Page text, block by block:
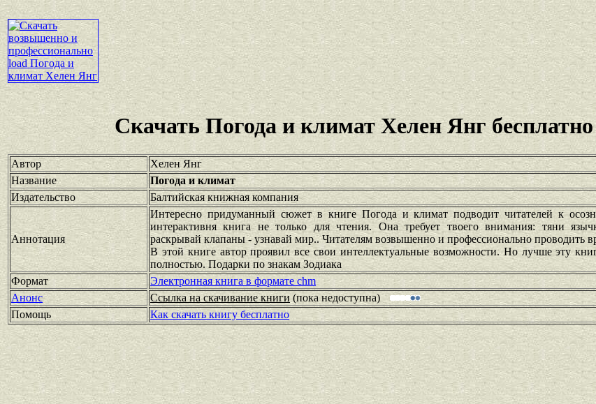
Скачать Погода и климат Хелен Янг бесплатно
Автор
Хелен Янг
Название
Погода и климат
Издательство
Балтийская книжная компания
Аннотация
Интересно придуманный сюжет в книге Погода и климат подводит читателей к
интерактивня книга не только для чтения. Она требует твоего внимания: тяни
раскрывай клапаны - узнавай мир.. Читателям возвышенно и профессионально проводить
В этой книге автор проявил все свои интеллектуальные возможности. Но лучше эту
полностью. Подарки по знакам Зодиака
Формат
Электронная книга в формате chm
Анонс
Ссылка на скачивание книги(пока недоступна)
Помощь
Как скачать книгу бесплатно